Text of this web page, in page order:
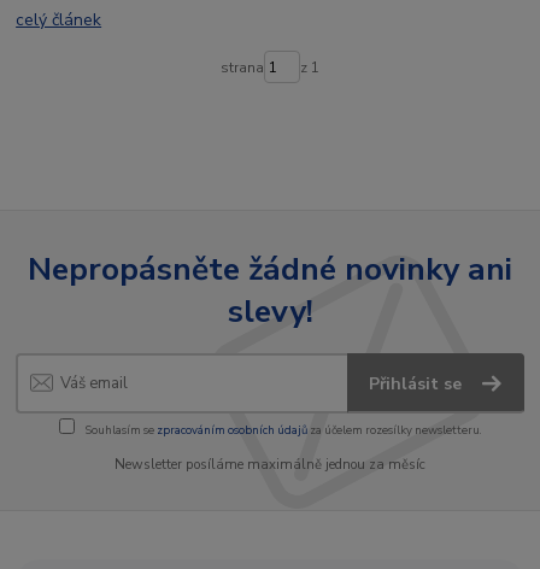
celý článek
strana z 1
Nepropásněte žádné novinky ani
slevy!
Přihlásit se
Souhlasím se zpracováním osobních údajůza účelem rozesílky newsletteru.
Newsletter posíláme maximálně jednou za měsíc